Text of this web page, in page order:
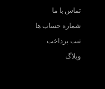
تماس با ما
شماره حساب ها
ثبت پرداخت
وبلاگ